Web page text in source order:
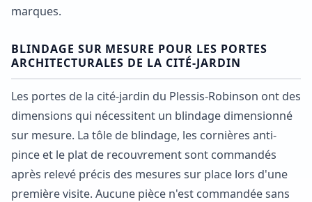
marques.
BLINDAGE SUR MESURE POUR LES PORTES
ARCHITECTURALES DE LA CITÉ-JARDIN
Les portes de la cité-jardin du Plessis-Robinson ont des
dimensions qui nécessitent un blindage dimensionné
sur mesure. La tôle de blindage, les cornières anti-
pince et le plat de recouvrement sont commandés
après relevé précis des mesures sur place lors d'une
première visite. Aucune pièce n'est commandée sans